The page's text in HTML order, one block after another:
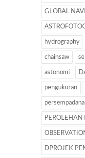
GLOBAL
hydrography
chainsaw
astonomi
pengukuran
PEROLEHAN
DPROJEK